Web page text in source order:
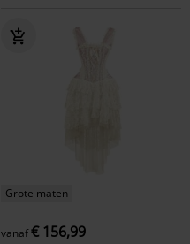
Grote maten
vanaf€ 156,99